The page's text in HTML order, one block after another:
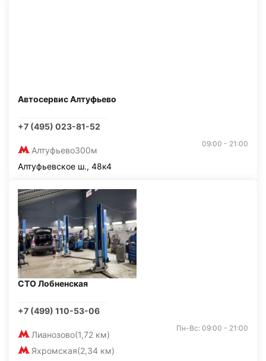
Автосервис Алтуфьево
+7 (495) 023-81-52
Алтуфьево300м
09:00 - 21:00
Алтуфьевское ш., 48к4
СТО Лобненская
+7 (499) 110-53-06
Лианозово(1,72 км)
Яхромская(2,34 км)
Пн-Вс: 09:00 - 21:00